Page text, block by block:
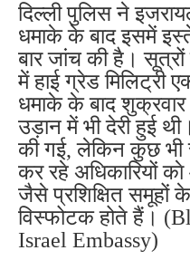
दिल्ली पुलिस ने
धमाके के बाद इसमें
बार जांच की है।
में हाई ग्रेड मिलिट्री
धमाके के बाद शुक्रवार
उड़ान में भी देरी हुई
की गई, लेकिन कुछ भी
कर रहे अधिकारियों
जैसे प्रशिक्षित समूहों
विस्फोटक होते हैं। (
Israel Embassy)